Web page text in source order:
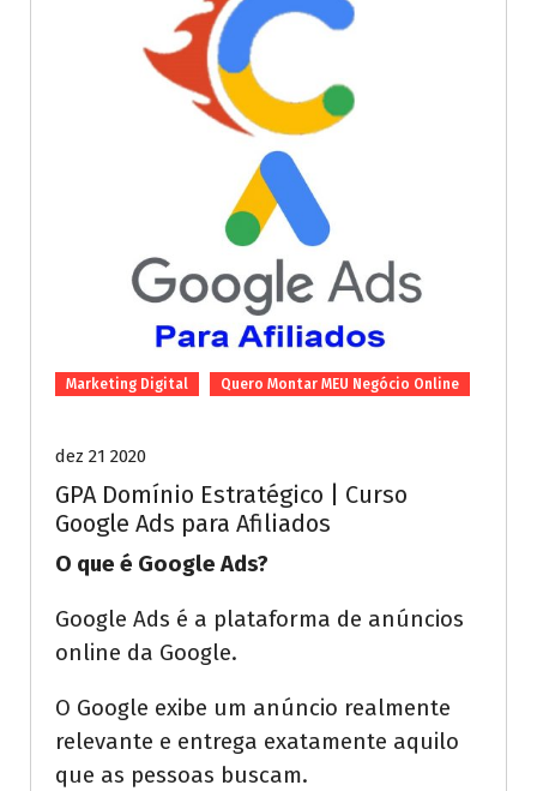
Marketing Digital Quero Montar MEU Negócio Online
dez 21 2020
GPA Domínio Estratégico | Curso
Google Ads para Afiliados
O que é Google Ads?
Google Ads é a plataforma de anúncios
online da Google.
O Google exibe um anúncio realmente
relevante e entrega exatamente aquilo
que as pessoas buscam.